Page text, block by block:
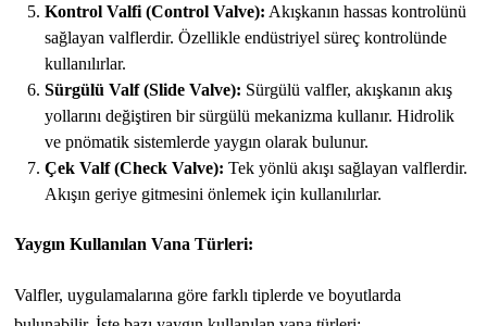
Kontrol Valfi (Control Valve): Akışkanın hassas kontrolünü
sağlayan valflerdir. Özellikle endüstriyel süreç kontrolünde
kullanılırlar.
Sürgülü Valf (Slide Valve): Sürgülü valfler, akışkanın akış
yollarını değiştiren bir sürgülü mekanizma kullanır. Hidrolik
ve pnömatik sistemlerde yaygın olarak bulunur.
Çek Valf (Check Valve): Tek yönlü akışı sağlayan valflerdir.
Akışın geriye gitmesini önlemek için kullanılırlar.
Yaygın Kullanılan Vana Türleri:
Valfler, uygulamalarına göre farklı tiplerde ve boyutlarda